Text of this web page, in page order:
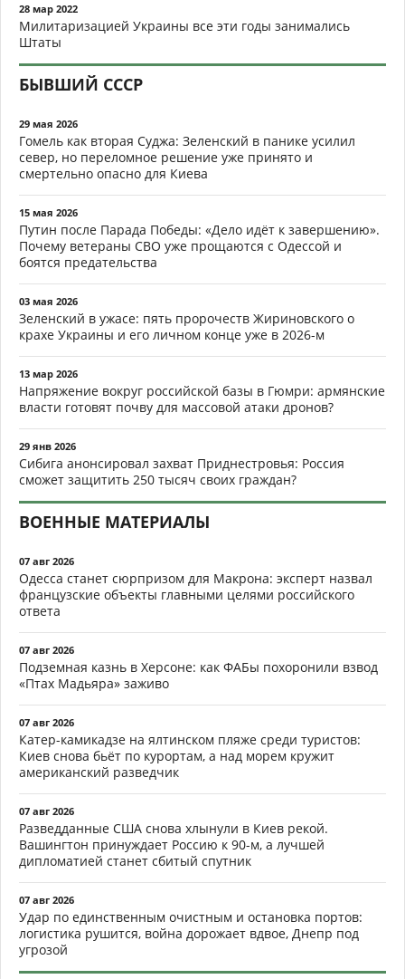
28 мар 2022
Милитаризацией Украины все эти годы занимались
Штаты
БЫВШИЙ СССР
29 мая 2026
Гомель как вторая Суджа: Зеленский в панике усилил
север, но переломное решение уже принято и
смертельно опасно для Киева
15 мая 2026
Путин после Парада Победы: «Дело идёт к завершению».
Почему ветераны СВО уже прощаются с Одессой и
боятся предательства
03 мая 2026
Зеленский в ужасе: пять пророчеств Жириновского о
крахе Украины и его личном конце уже в 2026-м
13 мар 2026
Напряжение вокруг российской базы в Гюмри: армянские
власти готовят почву для массовой атаки дронов?
29 янв 2026
Сибига анонсировал захват Приднестровья: Россия
сможет защитить 250 тысяч своих граждан?
ВОЕННЫЕ МАТЕРИАЛЫ
07 авг 2026
Одесса станет сюрпризом для Макрона: эксперт назвал
французские объекты главными целями российского
ответа
07 авг 2026
Подземная казнь в Херсоне: как ФАБы похоронили взвод
«Птах Мадьяра» заживо
07 авг 2026
Катер-камикадзе на ялтинском пляже среди туристов:
Киев снова бьёт по курортам, а над морем кружит
американский разведчик
07 авг 2026
Разведданные США снова хлынули в Киев рекой.
Вашингтон принуждает Россию к 90-м, а лучшей
дипломатией станет сбитый спутник
07 авг 2026
Удар по единственным очистным и остановка портов:
логистика рушится, война дорожает вдвое, Днепр под
угрозой